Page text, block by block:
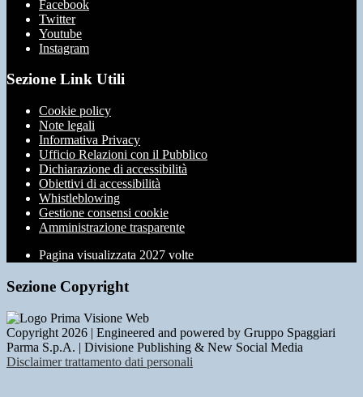
Facebook
Twitter
Youtube
Instagram
Sezione Link Utili
Cookie policy
Note legali
Informativa Privacy
Ufficio Relazioni con il Pubblico
Dichiarazione di accessibilità
Obiettivi di accessibilità
Whistleblowing
Gestione consensi cookie
Amministrazione trasparente
Pagina visualizzata 2027 volte
Sezione Copyright
Copyright 2026 | Engineered and powered by Gruppo Spaggiari
Parma S.p.A. | Divisione Publishing & New Social Media
Disclaimer trattamento dati personali